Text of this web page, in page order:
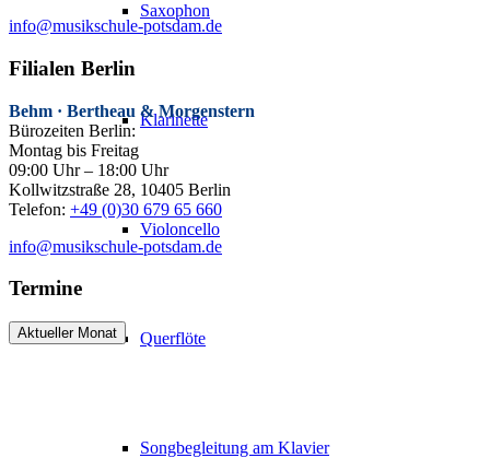
Saxophon
Klarinette
Violoncello
Querflöte
Songbegleitung am Klavier
info@musikschule-potsdam.de
Filialen Berlin
Behm · Bertheau & Morgenstern
Bürozeiten Berlin:
Montag bis Freitag
09:00 Uhr – 18:00 Uhr
Kollwitzstraße 28, 10405 Berlin
Telefon: +49 (0)30 679 65 660
info@musikschule-potsdam.de
Termine
Aktueller Monat